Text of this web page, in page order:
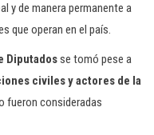
y de manera permanente a
que operan en el país.
Diputadosse tomó pese a
civiles y actores de la
fueron consideradas